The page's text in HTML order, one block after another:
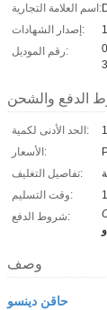
اسم العلامة التجارية:
إصدار الشهادات:
رقم الموديل:
الدفع والشحن
الحد الأدنى لكمية:
الأسعار:
تفاصيل التغليف:
وقت التسليم:
شروط الدفع:
وصف
حاقن دينسو